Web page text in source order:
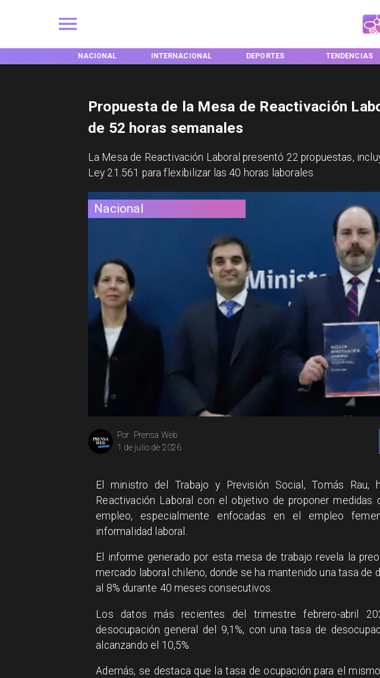
NACIONAL INTERNACIONAL DEPORTES TENDENCIAS
Nacional
Prensa Web
Por
1 de julio de 2026
Propuesta de la Mesa de Reactivación
de 52 horas semanales
La Mesa de Reactivación Laboral presentó 22 propuestas,
Ley 21.561 para flexibilizar las 40 horas laborales.
El ministro del Trabajo y Previsión Social, Tomás Rau,
Reactivación Laboral con el objetivo de proponer medidas
empleo, especialmente enfocadas en el empleo
informalidad laboral.
El informe generado por esta mesa de trabajo revela la
mercado laboral chileno, donde se ha mantenido una tasa de
al 8% durante 40 meses consecutivos.
Los datos más recientes del trimestre febrero-abril
desocupación general del 9,1%, con una tasa de
alcanzando el 10,5%.
Además, se destaca que la tasa de ocupación para el